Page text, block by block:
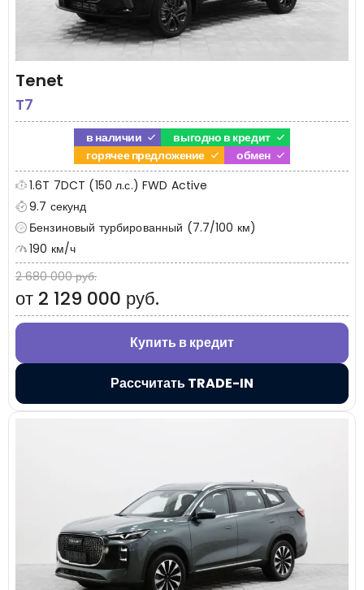
Tenet
T7
в наличии
выгодно в кредит
горячее предложение
обмен
1.6T 7DCT (150 л.с.) FWD Active
9.7 секунд
Бензиновый турбированный (7.7/100 км)
190 км/ч
2 680 000 руб.
от 2 129 000 руб.
Купить в кредит
Рассчитать TRADE-IN